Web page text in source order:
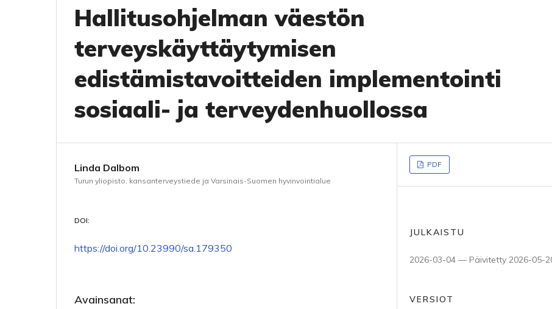
Hallitusohjelman väestön
terveyskäyttäytymisen
edistämistavoitteiden implementointi
sosiaali- ja terveydenhuollossa
Linda Dalbom
Turun yliopisto, kansanterveystiede ja Varsinais-Suomen hyvinvointialue
DOI:
https://doi.org/10.23990/sa.179350
Avainsanat:
PDF
JULKAISTU
2026-03-04 — Päivitetty 2026-05-
VERSIOT